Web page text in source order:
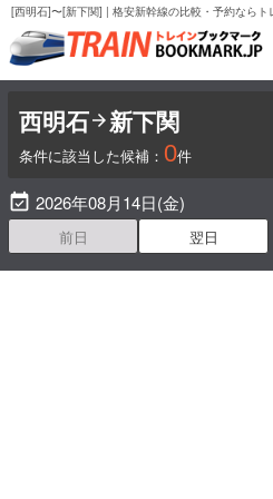
[西明石]〜[新下関] | 格安新幹線の比較・予約ならト
西明石 新下関
条件に該当した候補： 0件
 2026年08月14日(金)
前日 翌日